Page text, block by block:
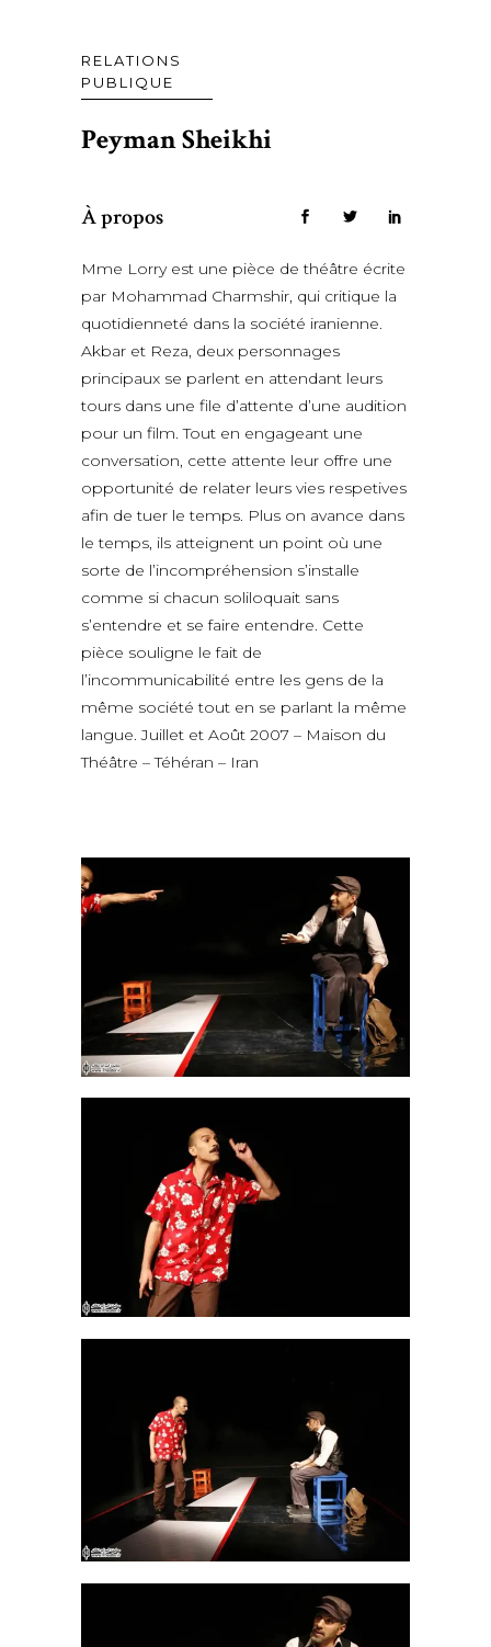
RELATIONS
PUBLIQUE
Peyman Sheikhi
À propos
Mme Lorry est une pièce de théâtre écrite
par Mohammad Charmshir, qui critique la
quotidienneté dans la société iranienne.
Akbar et Reza, deux personnages
principaux se parlent en attendant leurs
tours dans une file d’attente d’une audition
pour un film. Tout en engageant une
conversation, cette attente leur offre une
opportunité de relater leurs vies respetives
afin de tuer le temps. Plus on avance dans
le temps, ils atteignent un point où une
sorte de l’incompréhension s’installe
comme si chacun soliloquait sans
s’entendre et se faire entendre. Cette
pièce souligne le fait de
l’incommunicabilité entre les gens de la
même société tout en se parlant la même
langue. Juillet et Août 2007 – Maison du
Théâtre – Téhéran – Iran